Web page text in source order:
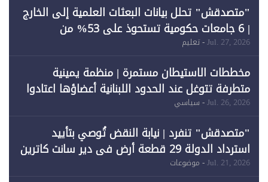
"متصدقش" تحلل بيانات البعثات العلمية إلى الخارج
| 6 جامعات حكومية تستحوذ على 53% من
Jul. 27, 2026- تعليم
مخططات الاستيطان مستمرة | منظمة يمينية
متطرفة تتوغل عند الحدود اللبنانية أعضاؤها اعتادوا
خرق الحدود
Jul. 26, 2026- سياسي
"متصدقش" تنفرد | نيابة النقض تُوصي بتأييد
استرداد الدولة 29 قطعة أرض في دير سانت كاترين
وقبول طعن الحكومة جزئيًا (1)
Jul. 21, 2026- موضوعات